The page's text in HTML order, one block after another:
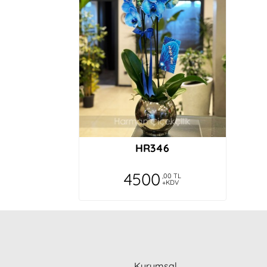
K**n F***h
Gerçekten işini düzgün ve profesyonelce
O***m S***k
Çok güzeldi çok beğendik teşekkürler
M***t G***e
HR346
4500 ,00 TL
+KDV